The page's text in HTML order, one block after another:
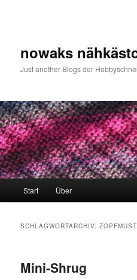
nowaks
Just another Blogs der
Start Über
SCHLAGWORTARCHIV:
Mini-Shrug